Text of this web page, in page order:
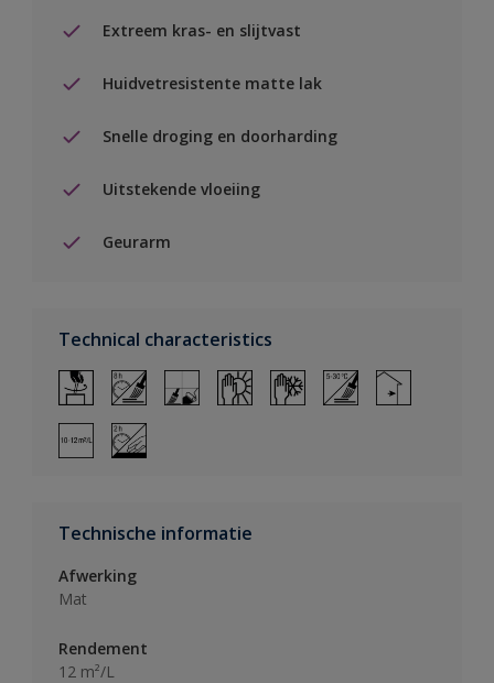
Extreem kras- en slijtvast
Huidvetresistente matte lak
Snelle droging en doorharding
Uitstekende vloeiing
Geurarm
Technical characteristics
Technische informatie
Afwerking
Mat
Rendement
12 m²/L